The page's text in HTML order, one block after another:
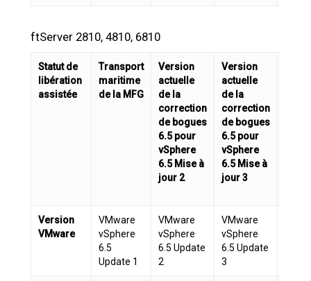
ftServer 2810, 4810, 6810
Statut de
libération
assistée
Transport
maritime
de la MFG
Version
actuelle
de la
correction
de bogues
6.5 pour
vSphere
6.5 Mise à
jour 2
Version
actuelle
de la
correction
de bogues
6.5 pour
vSphere
6.5 Mise à
jour 3
Version
VMware
VMware
vSphere
6.5
Update 1
VMware
vSphere
6.5 Update
2
VMware
vSphere
6.5 Update
3